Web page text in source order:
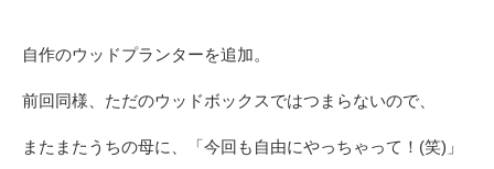
自作のウッドプランターを追加。
前回同様、ただのウッドボックスではつまらないので、
またまたうちの母に、「今回も自由にやっちゃって！(笑)」